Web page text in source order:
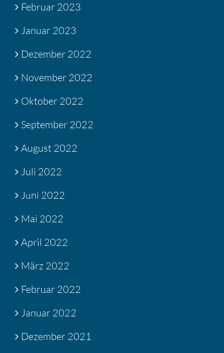
Februar 2023
Januar 2023
Dezember 2022
November 2022
Oktober 2022
September 2022
August 2022
Juli 2022
Juni 2022
Mai 2022
April 2022
März 2022
Februar 2022
Januar 2022
Dezember 2021